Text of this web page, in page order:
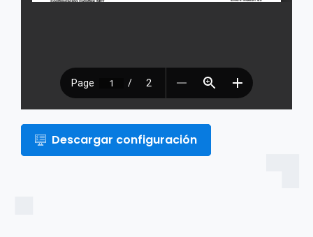
Descargar configuración